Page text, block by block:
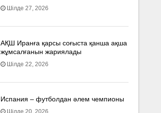
Шілде 27, 2026
АҚШ Иранға қарсы соғыста қанша ақша
жұмсалғанын жариялады
Шілде 22, 2026
Испания – футболдан әлем чемпионы
Шілде 20, 2026